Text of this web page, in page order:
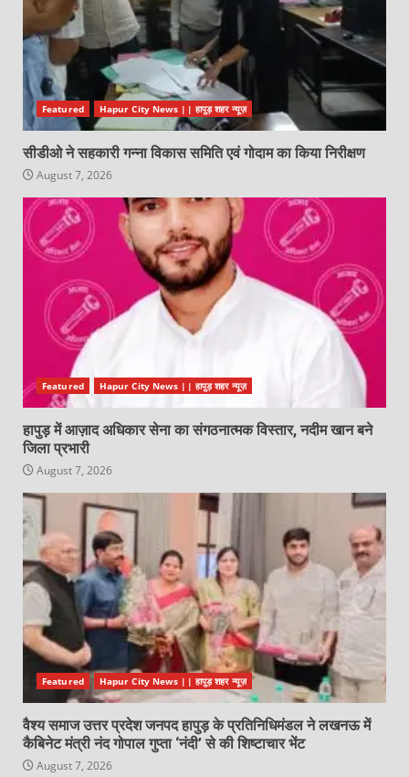
Featured Hapur City News || हापुड़ शहर न्यूज़
सीडीओ ने सहकारी गन्ना विकास समिति एवं गोदाम का किया निरीक्षण
August 7, 2026
Featured Hapur City News || हापुड़ शहर न्यूज़
हापुड़ में आज़ाद अधिकार सेना का संगठनात्मक विस्तार, नदीम खान बने
जिला प्रभारी
August 7, 2026
Featured Hapur City News || हापुड़ शहर न्यूज़
वैश्य समाज उत्तर प्रदेश जनपद हापुड़ के प्रतिनिधिमंडल ने लखनऊ में
कैबिनेट मंत्री नंद गोपाल गुप्ता ‘नंदी’ से की शिष्टाचार भेंट
August 7, 2026